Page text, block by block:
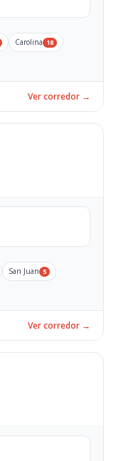
Carolina 18
Ver corredor →
San Juan 5
Ver corredor →